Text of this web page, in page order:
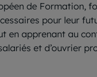
de Formation,
pour leur
en apprenant au
et d’ouvrier